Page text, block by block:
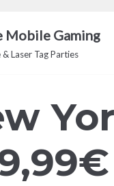
Mobile Gaming
Laser Tag Parties